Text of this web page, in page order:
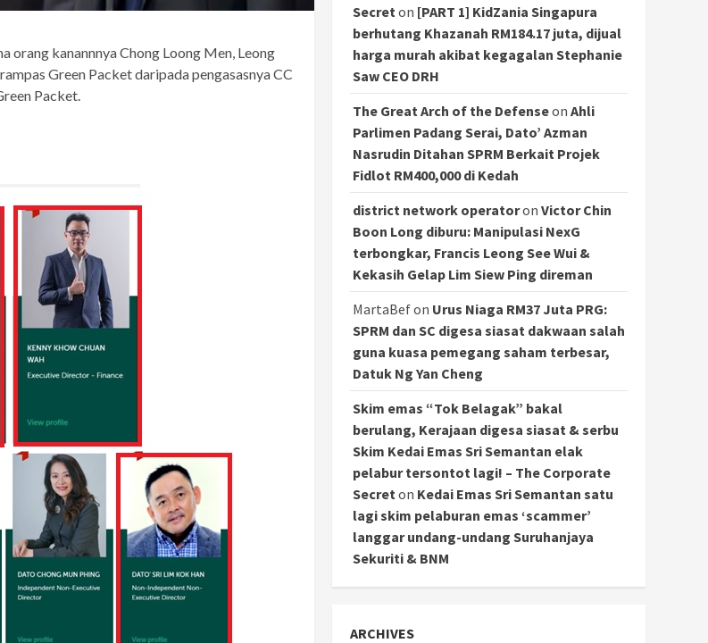
orang kanannnya Chong Loong Men, Leong
Green Packet daripada pengasasnya CC
Packet.
Secret on [PART 1] KidZania Singapura
berhutang Khazanah RM184.17 juta, dijual
harga murah akibat kegagalan Stephanie
Saw CEO DRH
The Great Arch of the Defenseon Ahli
Parlimen Padang Serai, Dato’ Azman
Nasrudin Ditahan SPRM Berkait Projek
Fidlot RM400,000 di Kedah
district network operatoron Victor Chin
Boon Long diburu: Manipulasi NexG
terbongkar, Francis Leong See Wui &
Kekasih Gelap Lim Siew Ping direman
MartaBefon Urus Niaga RM37 Juta PRG:
SPRM dan SC digesa siasat dakwaan salah
guna kuasa pemegang saham terbesar,
Datuk Ng Yan Cheng
Skim emas “Tok Belagak” bakal
berulang, Kerajaan digesa siasat & serbu
Skim Kedai Emas Sri Semantan elak
pelabur tersontot lagi! – The Corporate
Secret on Kedai Emas Sri Semantan satu
lagi skim pelaburan emas ‘scammer’
langgar undang-undang Suruhanjaya
Sekuriti & BNM
ARCHIVES